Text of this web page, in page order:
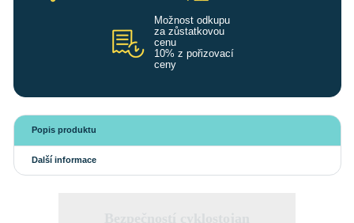
Možnost odkupu
za zůstatkovou
cenu
10% z pořizovací
ceny
Popis produktu
Další informace